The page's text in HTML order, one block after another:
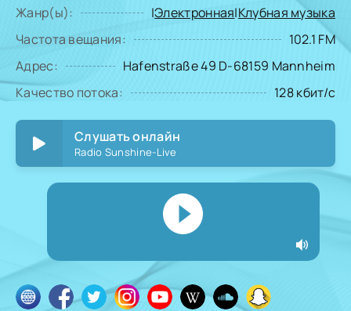
Жанр(ы):
|Электронная|Клубная музыка
Частота вещания:
102.1 FM
Адрес:
Hafenstraße 49 D-68159 Mannheim
Качество потока:
128 кбит/с
Слушать онлайн
Radio Sunshine-Live